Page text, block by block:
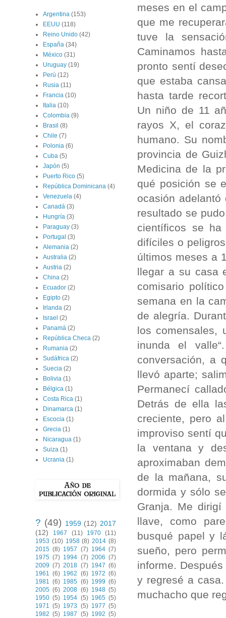
meses en el
que me
tuve la
Caminamos
pronto sentí
que estaba
hasta tarde
Un niño de 11
rayos X, el
humano. Su
provincia de
Medicina de la
qué posición se
ocasión
resultado se
científicos se
difíciles o
últimos meses a
llegar a su casa
comisario
semana en la
de alegría.
los comensales,
inunda el
conversación, a
llevó aparte;
Permanecí
Detrás de ella
creciente, pero
improviso sentí
la ventana y
aproximaban
de la mañana,
dormida y sólo
Granja. Me
llave, como
busqué papel y
sueño, pero
informe.
y regresé a
muchacho que
Argentina (153)
EEUU (118)
Reino Unido (42)
España (34)
México (31)
Uruguay (19)
Perú (12)
Rusia (11)
Francia (10)
Italia (10)
Colombia (9)
Brasil (8)
Chile (7)
Polonia (6)
Cuba (5)
Japón (5)
Puerto Rico (5)
República Dominicana (4)
Venezuela (4)
Canadá (3)
Hungría (3)
Paraguay (3)
Portugal (3)
Alemania (2)
Australia (2)
Austria (2)
China (2)
Ecuador (2)
Egipto (2)
Irlanda (2)
Israel (2)
Panamá (2)
República Checa (2)
Rumania (2)
Sudáfrica (2)
Suecia (2)
Bolivia (1)
Bélgica (1)
Costa Rica (1)
Dinamarca (1)
Escocia (1)
Grecia (1)
Nicaragua (1)
Suiza (1)
Ucrania (1)
? (49) 1959 (12) 2017
(12)
1967 (11) 1970 (11)
1953 (10) 1958 (8) 2014 (8)
2015 (8) 1957 (7) 1964 (7)
1975 (7) 1994 (7) 2006 (7)
2009 (7) 2018 (7) 1947 (6)
1961 (6) 1962 (6) 1972 (6)
1981 (6) 1985 (6) 1999 (6)
2005 (6) 2008 (6) 1948 (5)
1950 (5) 1954 (5) 1965 (5)
1971 (5) 1973 (5) 1977 (5)
1982 (5) 1987 (5) 1992 (5)